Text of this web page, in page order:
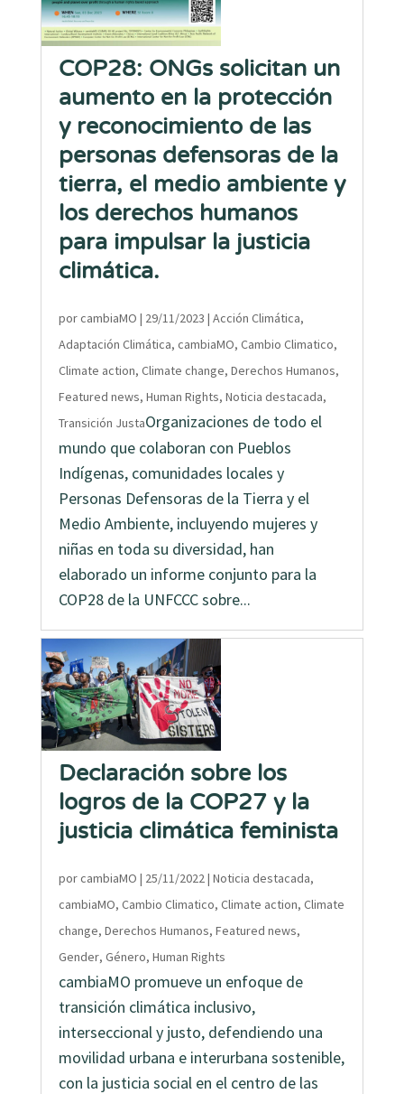
COP28: ONGs solicitan un
aumento en la protección
y reconocimiento de las
personas defensoras de la
tierra, el medio ambiente y
los derechos humanos
para impulsar la justicia
climática.
porcambiaMO | 29/11/2023 | Acción Climática,
Adaptación Climática, cambiaMO, Cambio Climatico,
Climate action, Climate change, Derechos Humanos,
Featured news, Human Rights, Noticia destacada,
Transición JustaOrganizaciones de todo el
mundo que colaboran con Pueblos
Indígenas, comunidades locales y
Personas Defensoras de la Tierra y el
Medio Ambiente, incluyendo mujeres y
niñas en toda su diversidad, han
elaborado un informe conjunto para la
COP28 de la UNFCCC sobre...
Declaración sobre los
logros de la COP27 y la
justicia climática feminista
porcambiaMO | 25/11/2022| Noticia destacada,
cambiaMO, Cambio Climatico, Climate action, Climate
change, Derechos Humanos, Featured news,
Gender, Género, Human Rights
cambiaMO promueve un enfoque de
transición climática inclusivo,
interseccional y justo, defendiendo una
movilidad urbana e interurbana sostenible,
con la justicia social en el centro de las